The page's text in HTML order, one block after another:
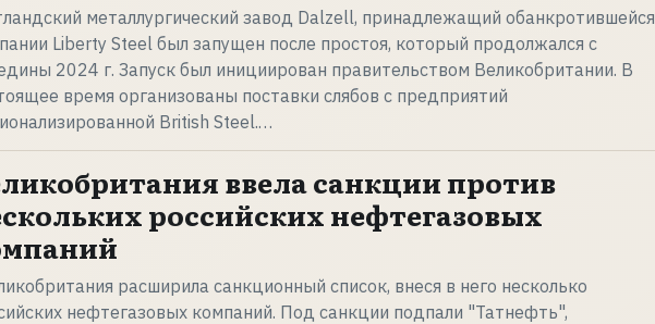
металлургический завод Dalzell, принадлежащий обанкротившейся
Liberty Steel был запущен после простоя, который продолжался с
2024 г. Запуск был инициирован правительством Великобритании. В
время организованы поставки слябов с предприятий
British Steel.…
ввела санкции против
российских нефтегазовых
расширила санкционный список, внеся в него несколько
нефтегазовых компаний. Под санкции подпали "Татнефть",